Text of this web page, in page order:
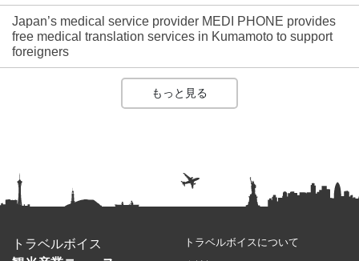
Japan’s medical service provider MEDI PHONE provides
free medical translation services in Kumamoto to support
foreigners
もっと見る
トラベルボイス
トラベルボイスについて